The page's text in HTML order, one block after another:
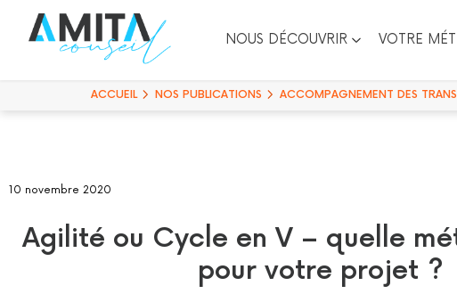
NOUS DÉCOUVRIR VOTRE
ACCUEIL NOS PUBLICATIONS ACCOMPAGNEMENT DES
10 novembre 2020
Agilité ou Cycle en V – quelle
pour votre projet ?